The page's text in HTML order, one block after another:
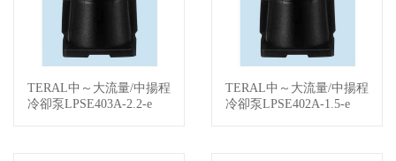
查看詳情
TERAL中～大流量/中揚程
冷卻泵LPSE403A-2.2-e
查看詳情
TERAL中～大流量/中揚程
冷卻泵LPSE402A-1.5-e